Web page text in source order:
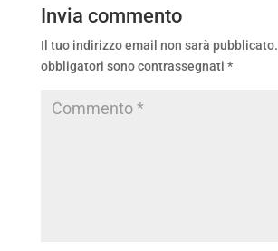
Invia commento
Il tuo indirizzo email non sarà pubblicato.
obbligatori sono contrassegnati *